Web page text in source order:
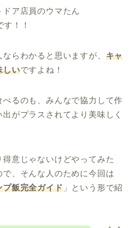
ア店員のウマたん
す！！
らわかると思いますが、 キャ
しいですよね！
べるのも、みんなで協力して作
がプラスされてより美味しく
意じゃないけどやってみた
、そんな人のために今回は
プ飯完全ガイド」という形で紹